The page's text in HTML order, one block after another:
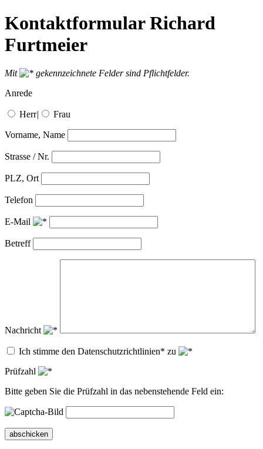
Kontaktformular Richard
Furtmeier
Mit
gekennzeichnete Felder sind Pflichtfelder.
Anrede
Herr| Frau
Vorname, Name
Strasse / Nr.
PLZ, Ort
Telefon
E-Mail
Betreff
Nachricht
Ich stimme den Datenschutzrichtlinien* zu
Prüfzahl
Bitte geben Sie die Prüfzahl in das nebenstehende Feld ein:
abschicken